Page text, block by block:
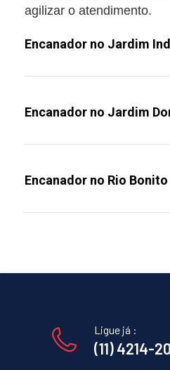
agilizar o atendimento.
Encanador no Jardim
Encanador no Jardim
Encanador no Rio Bonito
Ligue já :
(11) 4214-